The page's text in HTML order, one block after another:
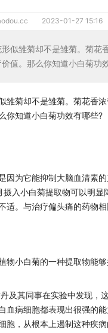
2023-01-27 15:16
雏菊却不是雏菊。菊花
值。那么你知道小白菊功
菊却不是雏菊。菊花香
你知道小白菊功效有哪些?
为它能抑制大脑血清素
入小白菊提取物可以明
适。与治疗偏头痛的药物
小白菊的一种提取物能
其同事在实验中发现，
血病细胞都表现出很强的
，从根本上遏制这种疾病